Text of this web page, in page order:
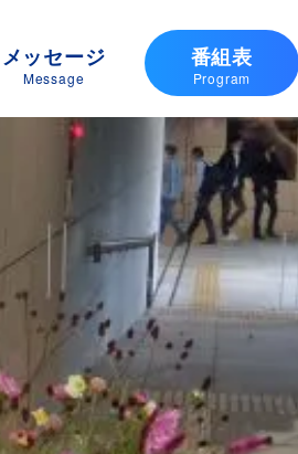
メッセージ
Message
番組表
Program